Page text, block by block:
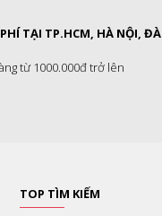
TẠI TP.HCM, HÀ NỘI, ĐÀ
từ 1000.000đ trở lên
TOP TÌM KIẾM